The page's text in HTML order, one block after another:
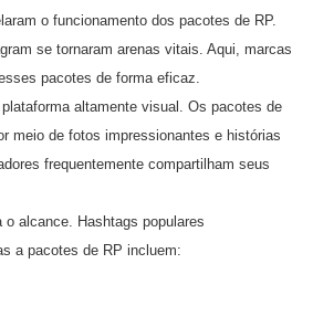
o funcionamento dos pacotes de RP.
se tornaram arenas vitais. Aqui, marcas
pacotes de forma eficaz.
altamente visual. Os pacotes de
meio de fotos impressionantes e histórias
frequentemente compartilham seus
alcance. Hashtags populares
a pacotes de RP incluem: